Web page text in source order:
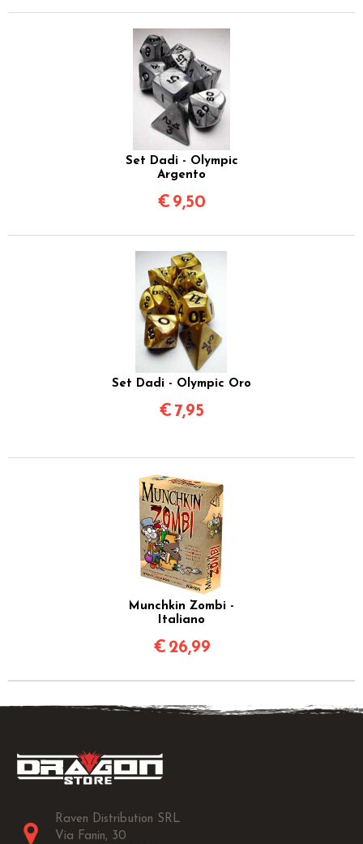
Set Dadi - Olympic
Argento
€ 9,50
Set Dadi - Olympic Oro
€ 7,95
Munchkin Zombi -
Italiano
€ 26,99
Raven Distribution SRL
Via Fanin, 30